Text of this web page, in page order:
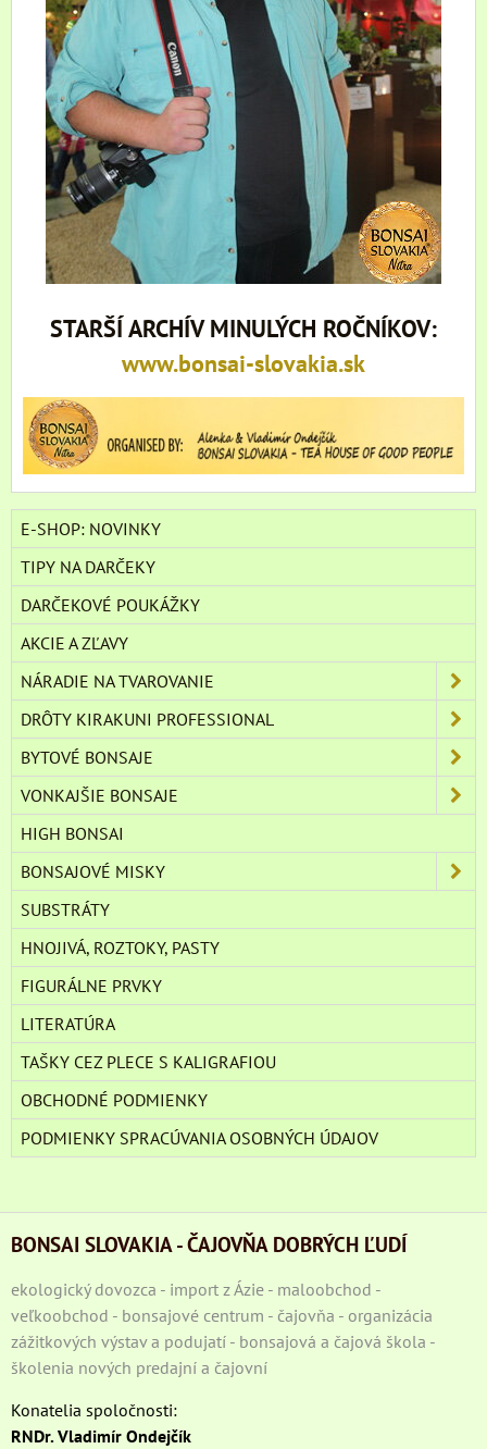
STARŠÍ ARCHÍV MINULÝCH ROČNÍKOV:
www.bonsai-slovakia.sk
E-SHOP: NOVINKY
TIPY NA DARČEKY
DARČEKOVÉ POUKÁŽKY
AKCIE A ZĽAVY
NÁRADIE NA TVAROVANIE
DRÔTY KIRAKUNI PROFESSIONAL
BYTOVÉ BONSAJE
VONKAJŠIE BONSAJE
HIGH BONSAI
BONSAJOVÉ MISKY
SUBSTRÁTY
HNOJIVÁ, ROZTOKY, PASTY
FIGURÁLNE PRVKY
LITERATÚRA
TAŠKY CEZ PLECE S KALIGRAFIOU
OBCHODNÉ PODMIENKY
PODMIENKY SPRACÚVANIA OSOBNÝCH ÚDAJOV
BONSAI SLOVAKIA - ČAJOVŇA DOBRÝCH ĽUDÍ
ekologický dovozca - import z Ázie - maloobchod -
veľkoobchod - bonsajové centrum - čajovňa - organizácia
zážitkových výstav a podujatí - bonsajová a čajová škola -
školenia nových predajní a čajovní
Konatelia spoločnosti:
RNDr. Vladimír Ondejčík